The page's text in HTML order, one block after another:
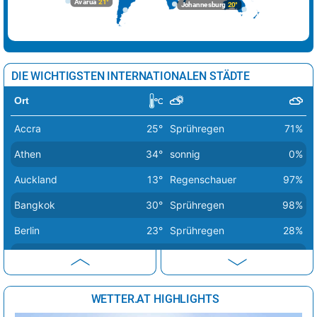
20° heiter
Lissabon 6%
Ljubljana 35° Sprühregen 24%
London 28° heiter 27%
Luxemburg 28° wolkig 47%
Madrid 38° sonnig 0%
Minsk 23° sonnig 56%
Moskau 24° sonnig 31%
Nikosia 34° sonnig 2%
Oslo 18° stark bewölkt 78%
37° sonnig
Johannesburg20°
Avarua 21°
DIE WICHTIGSTEN INTERNATIONALEN STÄDTE
Ort
Accra 25° Sprühregen 71%
Athen 34° sonnig 0%
Auckland 13° Regenschauer 97%
Bangkok 30° Sprühregen 98%
Berlin 23° Sprühregen 28%
15° sonnig
WETTER.AT HIGHLIGHTS